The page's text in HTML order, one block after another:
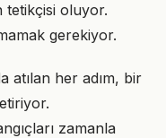
tetikçisi oluyor.
gerekiyor.
atılan her adım, bir
zamanla